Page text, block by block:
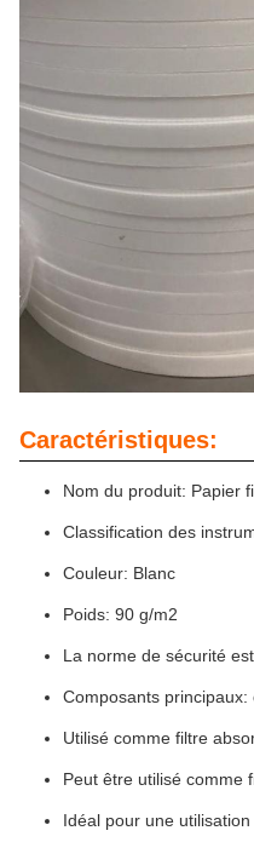
Caractéristiques:
Nom du produit: Papier
Classification des
Couleur: Blanc
Poids: 90 g/m2
La norme de sécurité
Composants principaux:
Utilisé comme filtre
Peut être utilisé comme
Idéal pour une